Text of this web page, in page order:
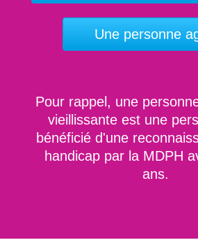
Une personne
Pour rappel, une
vieillissante est une
bénéficié d'une
handicap par la MDPH
ans.